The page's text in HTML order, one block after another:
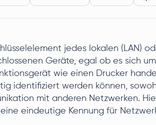
jedes lokalen (LAN)
Geräte, egal ob es sich
wie einen Drucker
identifiziert werden können,
mit anderen Netzwerken.
eindeutige Kennung für